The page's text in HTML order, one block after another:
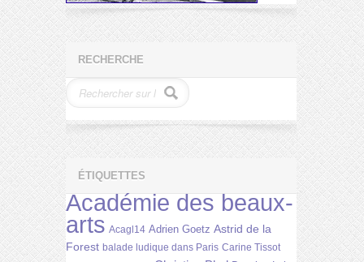
RECHERCHE
ÉTIQUETTES
Académie des beaux-
arts Acagl14 Adrien Goetz Astrid de la
Forest balade ludique dans Paris Carine Tissot